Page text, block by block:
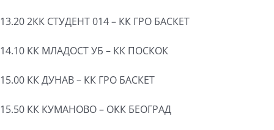
13.20 2КК СТУДЕНТ 014 – КК ГРО БАСКЕТ
14.10 КК МЛАДОСТ УБ – КК ПОСКОК
15.00 КК ДУНАВ – КК ГРО БАСКЕТ
15.50 КК КУМАНОВО – ОКК БЕОГРАД